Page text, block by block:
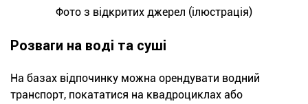
Фото з відкритих джерел (ілюстрація)
Розваги на воді та суші
На базах відпочинку можна орендувати водний
транспорт, покататися на квадроциклах або